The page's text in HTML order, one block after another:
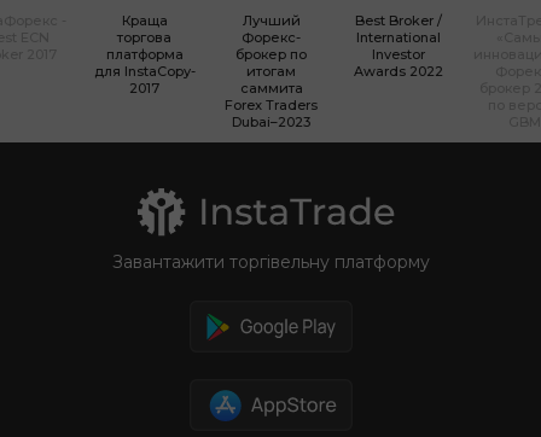
Краща
торгова
платформа
для InstaCopy-
2017
Лучший
Форекс-
брокер по
итогам
саммита
Forex Traders
Dubai–2023
Best Broker /
International
Investor
Awards 2022
Завантажити торгівельну платформу